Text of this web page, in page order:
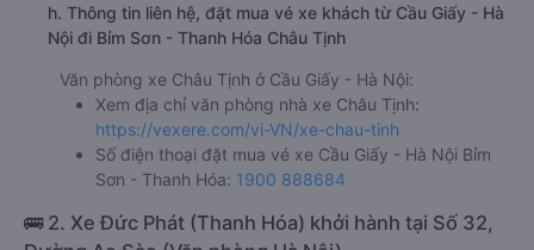
h. Thông tin liên hệ, đặt mua vé xe khách từ Cầu Giấy - Hà
Nội đi Bỉm Sơn - Thanh Hóa Châu Tịnh
Văn phòng xe Châu Tịnh ở Cầu Giấy - Hà Nội:
Xem địa chỉ văn phòng nhà xe Châu Tịnh:
https://vexere.com/vi-VN/xe-chau-tinh
Số điện thoại đặt mua vé xe Cầu Giấy - Hà Nội Bỉm
Sơn - Thanh Hóa: 1900 888684
🚌 2. Xe Đức Phát (Thanh Hóa) khởi hành tại Số 32,